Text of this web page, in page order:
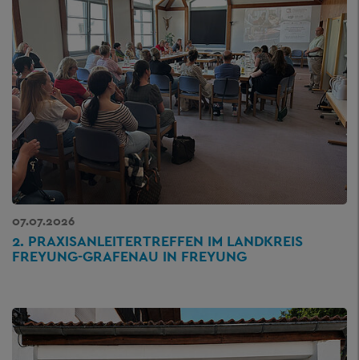
07.07.2026
2. PRAXISANLEITERTREFFEN IM LANDKREIS
FREYUNG-GRAFENAU IN FREYUNG